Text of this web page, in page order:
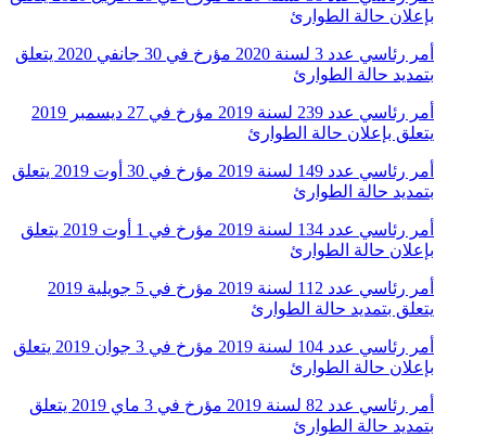
بإعلان حالة الطوارئ
أمر رئاسي عدد 3 لسنة 2020 مؤرخ في 30 جانفي 2020 يتعلق
بتمديد حالة الطوارئ
أمر رئاسي عدد 239 لسنة 2019 مؤرخ في 27 ديسمبر 2019
يتعلق بإعلان حالة الطوارئ
أمر رئاسي عدد 149 لسنة 2019 مؤرخ في 30 أوت 2019 يتعلق
بتمديد حالة الطوارئ
أمر رئاسي عدد 134 لسنة 2019 مؤرخ في 1 أوت 2019 يتعلق
بإعلان حالة الطوارئ
أمر رئاسي عدد 112 لسنة 2019 مؤرخ في 5 جويلية 2019
يتعلق بتمديد حالة الطوارئ
أمر رئاسي عدد 104 لسنة 2019 مؤرخ في 3 جوان 2019 يتعلق
بإعلان حالة الطوارئ
أمر رئاسي عدد 82 لسنة 2019 مؤرخ في 3 ماي 2019 يتعلق
بتمديد حالة الطوارئ